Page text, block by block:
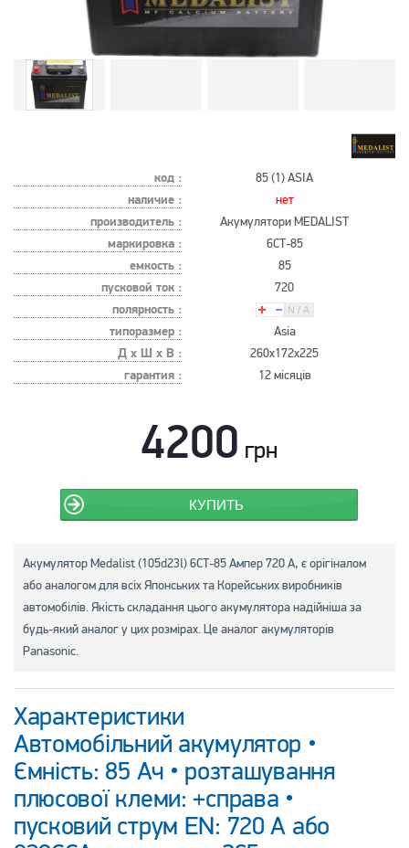
код : 85 (1) ASIA
наличие : нет
производитель : Акумулятори MEDALIST
маркировка : 6СТ-85
емкость : 85
пусковой ток : 720
полярность :
типоразмер :
Asia
Д х Ш х В : 260x172x225
гарантия : 12 місяців
4200 грн
КУПИТЬ
Акумулятор Medalist (105d23l) 6СТ-85 Ампер 720 А, є орігіналом
або аналогом для всіх Японських та Корейських виробників
автомобілів. Якість складання цього акумулятора надійніша за
будь-який аналог у цих розмірах. Це аналог акумуляторів
Panasonic.
Характеристики
Автомобільний акумулятор •
Ємність: 85 Ач • розташування
плюсової клеми: +справа •
пусковий струм EN: 720 А або